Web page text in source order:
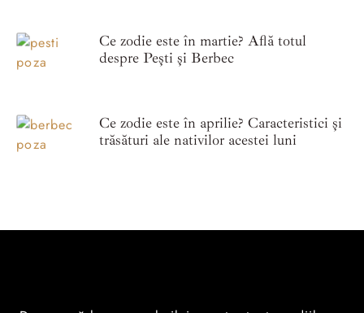
Ce zodie este în martie? Află totul
despre Pești și Berbec
Ce zodie este în aprilie? Caracteristici și
trăsături ale nativilor acestei luni